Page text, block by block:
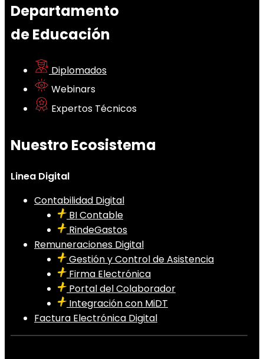
Departamento
de Educación
Diplomados
Webinars
Expertos Técnicos
Nuestro Ecosistema
Linea Digital
Contabilidad Digital
BI Contable
RindeGastos
Remuneraciones Digital
Gestión y Control de Asistencia
Firma Electrónica
Portal del Colaborador
Integración con MiDT
Factura Electrónica Digital